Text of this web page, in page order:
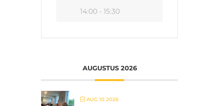
14:00 - 15:30
AUGUSTUS 2026
AUG 10 2026